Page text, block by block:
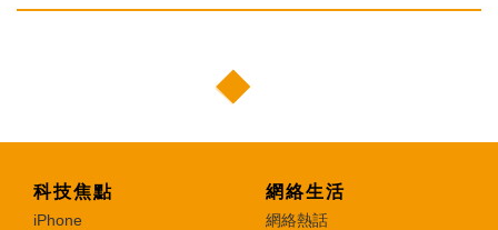
科技焦點
iPhone
網絡生活
網絡熱話